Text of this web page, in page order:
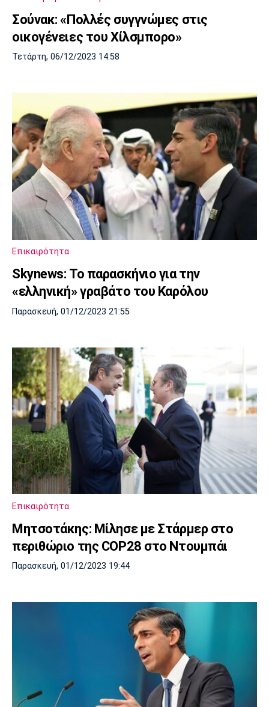
Σούνακ: «Πολλές συγγνώμες στις
οικογένειες του Χίλσμπορο»
Τετάρτη, 06/12/2023 14:58
Επικαιρότητα
Skynews: Το παρασκήνιο για την
«ελληνική» γραβάτο του Καρόλου
Παρασκευή, 01/12/2023 21:55
Επικαιρότητα
Μητσοτάκης: Μίλησε με Στάρμερ στο
περιθώριο της COP28 στο Ντουμπάι
Παρασκευή, 01/12/2023 19:44